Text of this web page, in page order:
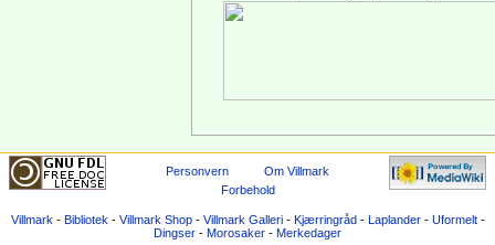
Personvern
Om Villmark
Forbehold
Villmark - Bibliotek - Villmark Shop- Villmark Galleri- Kjærringråd- Laplander- Uformelt-
Dingser - Morosaker - Merkedager